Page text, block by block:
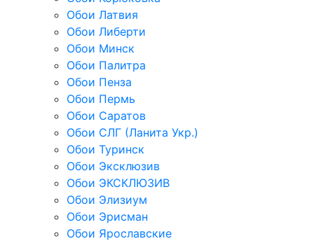
Обои Латвия
Обои Либерти
Обои Минск
Обои Палитра
Обои Пенза
Обои Пермь
Обои Саратов
Обои СЛГ (Ланита Укр.)
Обои Туринск
Обои Эксклюзив
Обои ЭКСКЛЮЗИВ
Обои Элизиум
Обои Эрисман
Обои Ярославские